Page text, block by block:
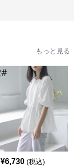
もっと見る
¥6,730 (税込)